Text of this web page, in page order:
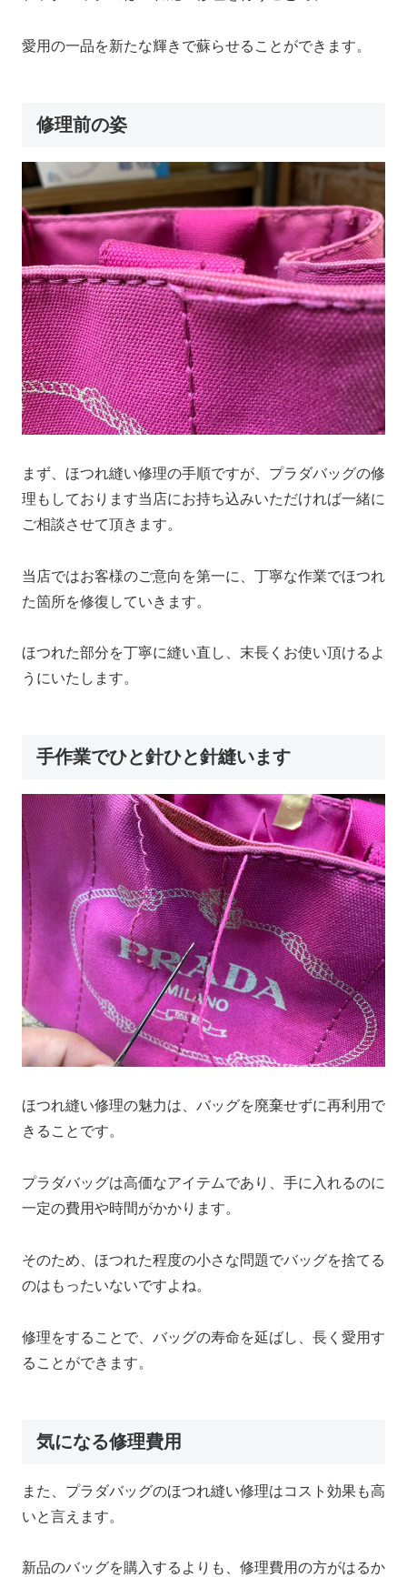
愛用の一品を新たな輝きで蘇らせることができます。
修理前の姿
まず、ほつれ縫い修理の手順ですが、プラダバッグの修
理もしております当店にお持ち込みいただければ一緒に
ご相談させて頂きます。
当店ではお客様のご意向を第一に、丁寧な作業でほつれ
た箇所を修復していきます。
ほつれた部分を丁寧に縫い直し、末長くお使い頂けるよ
うにいたします。
手作業でひと針ひと針縫います
ほつれ縫い修理の魅力は、バッグを廃棄せずに再利用で
きることです。
プラダバッグは高価なアイテムであり、手に入れるのに
一定の費用や時間がかかります。
そのため、ほつれた程度の小さな問題でバッグを捨てる
のはもったいないですよね。
修理をすることで、バッグの寿命を延ばし、長く愛用す
ることができます。
気になる修理費用
また、プラダバッグのほつれ縫い修理はコスト効果も高
いと言えます。
新品のバッグを購入するよりも、修理費用の方がはるか